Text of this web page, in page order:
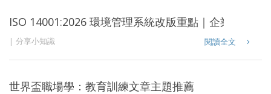
ISO 14001:2026 環境管理系統改版重點｜企業轉版與
分享小知識 閱讀全文
世界盃職場學：教育訓練文章主題推薦